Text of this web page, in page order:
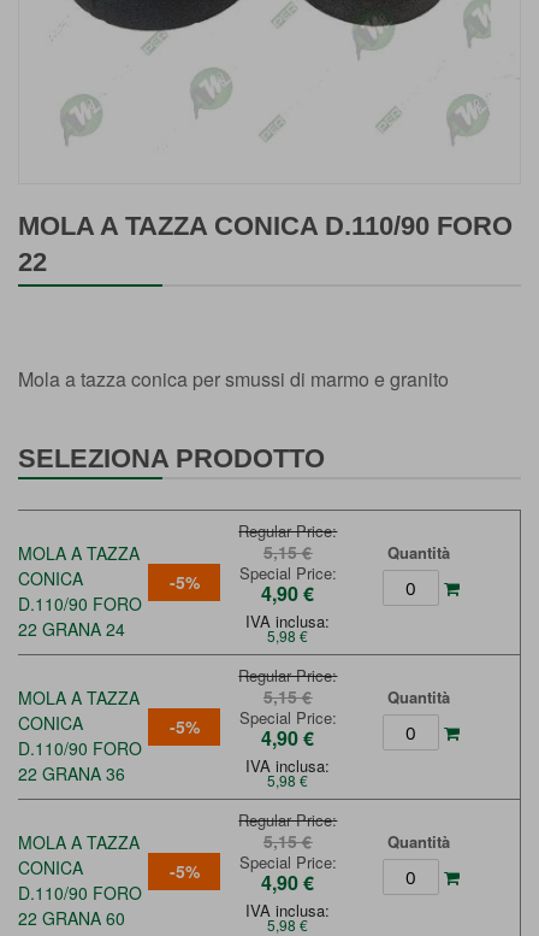
MOLA A TAZZA CONICA D.110/90 FORO
22
all'inizio
galleria
Mola a tazza conica per smussi di marmo e granito
SELEZIONA PRODOTTO
MOLA A TAZZA
CONICA
D.110/90 FORO
22 GRANA 24
-5%
Regular Price
5,15 €
Special Price
4,90 €
IVA inclusa:
5,98 €
Quantità
MOLA A TAZZA
CONICA
D.110/90 FORO
22 GRANA 36
-5%
Regular Price
5,15 €
Special Price
4,90 €
IVA inclusa:
5,98 €
Quantità
MOLA A TAZZA
CONICA
D.110/90 FORO
22 GRANA 60
-5%
Regular Price
5,15 €
Special Price
4,90 €
IVA inclusa:
5,98 €
Quantità